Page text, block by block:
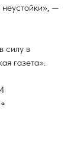
неустойки», —
силу в
газета».